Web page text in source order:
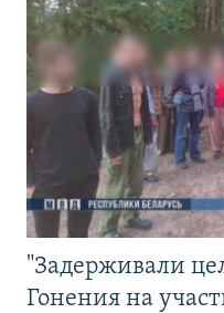
"Задерживали
Гонения на